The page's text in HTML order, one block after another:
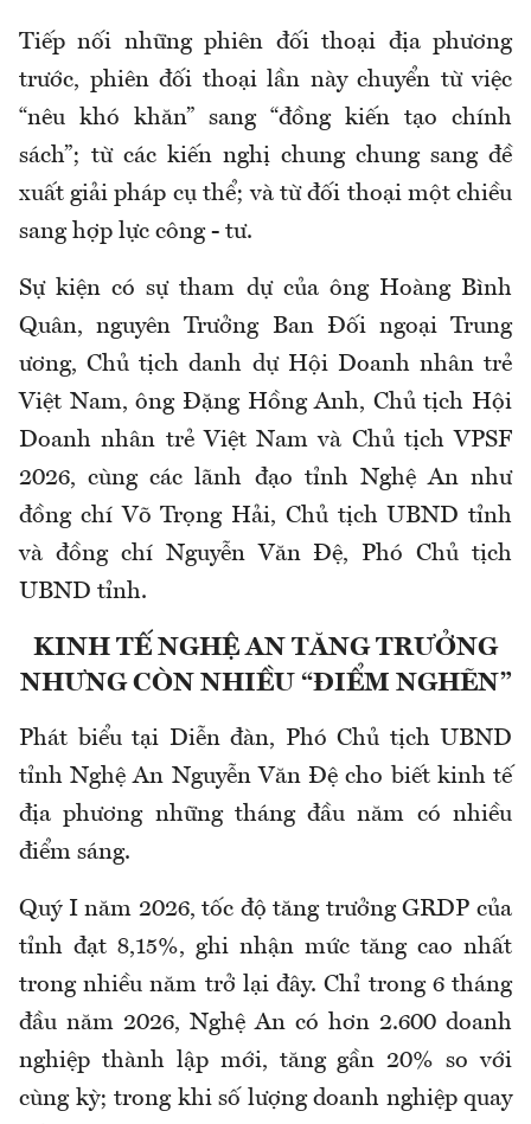
Tiếp nối những phiên đối thoại địa phương
trước, phiên đối thoại lần này chuyển từ việc
“nêu khó khăn” sang “đồng kiến tạo chính
sách”; từ các kiến nghị chung chung sang đề
xuất giải pháp cụ thể; và từ đối thoại một chiều
sang hợp lực công - tư.
Sự kiện có sự tham dự của ông Hoàng Bình
Quân, nguyên Trưởng Ban Đối ngoại Trung
ương, Chủ tịch danh dự Hội Doanh nhân trẻ
Việt Nam, ông Đặng Hồng Anh, Chủ tịch Hội
Doanh nhân trẻ Việt Nam và Chủ tịch VPSF
2026, cùng các lãnh đạo tỉnh Nghệ An như
đồng chí Võ Trọng Hải, Chủ tịch UBND tỉnh
và đồng chí Nguyễn Văn Đệ, Phó Chủ tịch
UBND tỉnh.
KINH TẾ NGHỆ AN TĂNG TRƯỞNG
NHƯNG CÒN NHIỀU “ĐIỂM NGHẼN”
Phát biểu tại Diễn đàn, Phó Chủ tịch UBND
tỉnh Nghệ An Nguyễn Văn Đệ cho biết kinh tế
địa phương những tháng đầu năm có nhiều
điểm sáng.
Quý I năm 2026, tốc độ tăng trưởng GRDP của
tỉnh đạt 8,15%, ghi nhận mức tăng cao nhất
trong nhiều năm trở lại đây. Chỉ trong 6 tháng
đầu năm 2026, Nghệ An có hơn 2.600 doanh
nghiệp thành lập mới, tăng gần 20% so với
cùng kỳ; trong khi số lượng doanh nghiệp quay